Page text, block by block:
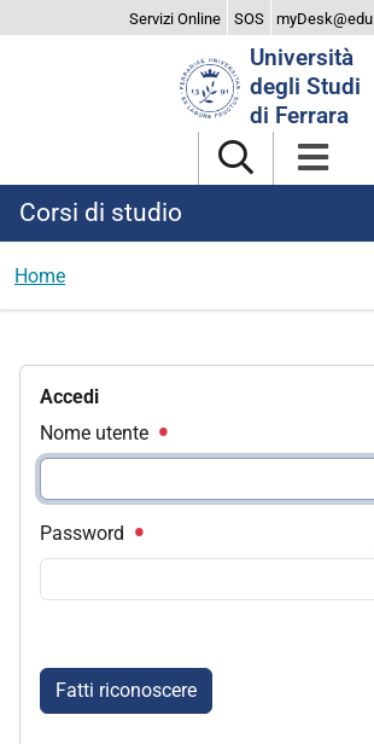
Servizi Online SOS myDesk@edu
Università
degli Studi
di Ferrara
Corsi di studio
Home
Accedi
Nome utente
Password
Fatti riconoscere